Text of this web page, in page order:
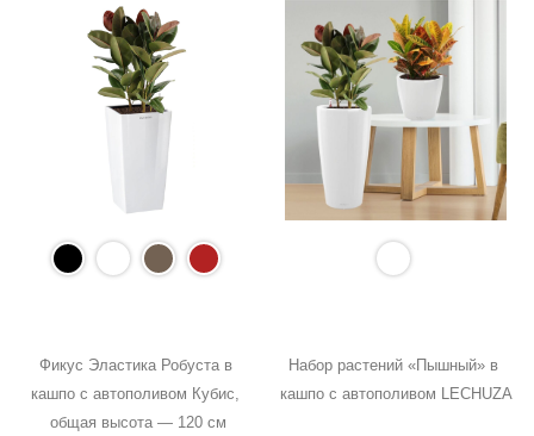
Фикус Эластика Робуста в
кашпо с автополивом Кубис,
общая высота — 120 см
Набор растений «Пышный» в
кашпо с автополивом LECHUZA